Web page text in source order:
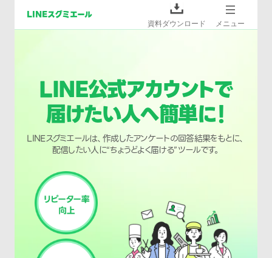
LINEスグミエール
資料ダウンロード メニュー
よくあるご質問
利用規約
プライバシーポリシー
企業情報
LINE公式アカウントで
届けたい人へ簡単に！
LINEスグミエールは、作成したアンケートの回答結果をもとに、
配信したい人に“ちょうどよく届ける”ツールです。